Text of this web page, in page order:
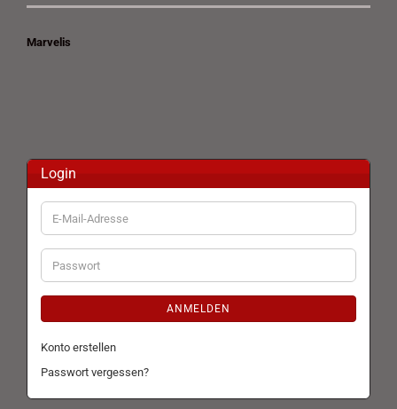
Marvelis
Login
E-
Mail-
Adresse
Passwort
ANMELDEN
Konto erstellen
Passwort vergessen?